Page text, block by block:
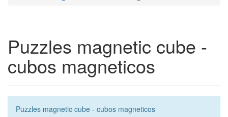
Puzzles magnetic cube -
cubos magneticos
Puzzles magnetic cube - cubos magneticos